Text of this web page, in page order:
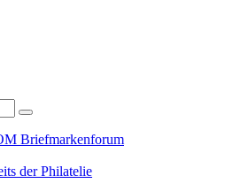
Briefmarkenforum
der Philatelie